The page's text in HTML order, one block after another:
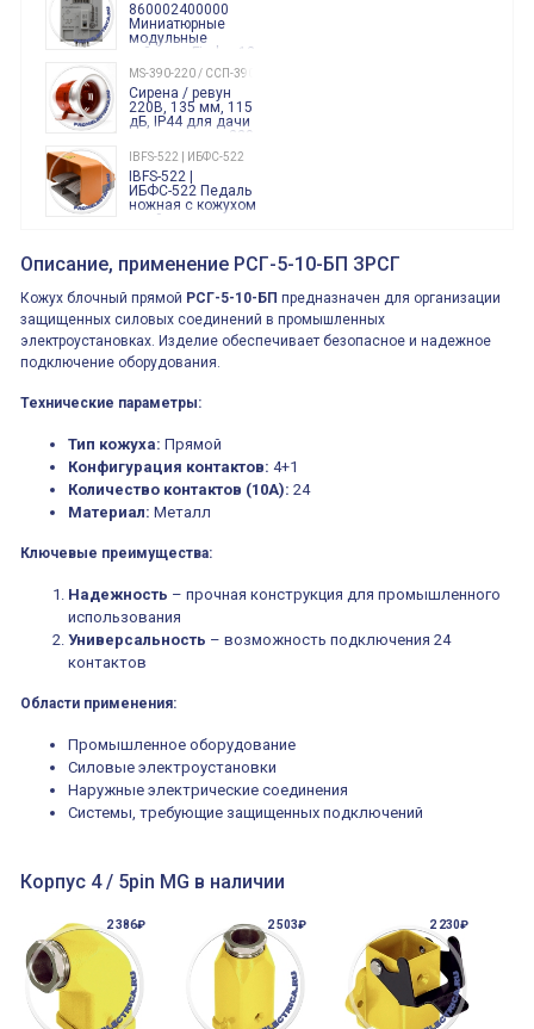
860002400000
Миниатюрные
модульные
таймеры Finder, 12-
240 Вольт AC/DC
Finder
86.00.0.240.0000
MS-390-220 / ССП-390 220В
Сирена / ревун
220В, 135 мм, 115
дБ, IP44 для дачи
производства 220
Вольт звук ситены
"пожарная
тревога"
IBFS-522 | ИБФС-522
IBFS-522 |
ИБФС-522 Педаль
ножная с кожухом
двойная,
15Ампер 250В
XVR13M05L
Маячок
вращающийся
оранжевый
230VAC 130мм
ВКН8108
ВКН8108
Концевой
выключатель /
путевой,
алюминиевый
ролик
800202300000С | 80 02 0 230 0000 С
многофункциональные
реле времени
0.1cек.-10 дней, 10
функций/режимов
Описание, применение РСГ-5-10-БП ЗРСГ
Кожух блочный прямой РСГ-5-10-БП предназначен для организации
защищенных силовых соединений в промышленных
электроустановках. Изделие обеспечивает безопасное и надежное
подключение оборудования.
Технические параметры:
Тип кожуха: Прямой
Конфигурация контактов: 4+1
Количество контактов (10А): 24
Материал: Металл
Ключевые преимущества:
Надежность – прочная конструкция для промышленного
использования
Универсальность – возможность подключения 24
контактов
Области применения:
Промышленное оборудование
Силовые электроустановки
Наружные электрические соединения
Системы, требующие защищенных подключений
Корпус 4 / 5pin MG в наличии
2 386₽ 2 503₽ 2 230₽